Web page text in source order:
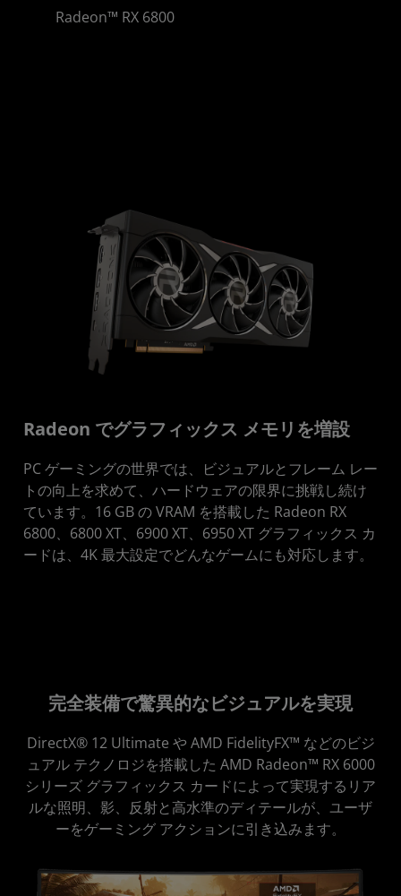
Radeon™ RX 6800
Radeon でグラフィックス メモリを増設
PC ゲーミングの世界では、ビジュアルとフレーム レー
トの向上を求めて、ハードウェアの限界に挑戦し続け
ています。16 GB の VRAM を搭載した Radeon RX
6800、6800 XT、6900 XT、6950 XT グラフィックス カ
ードは、4K 最大設定でどんなゲームにも対応します。
完全装備で驚異的なビジュアルを実現
DirectX® 12 Ultimate や AMD FidelityFX™ などのビジ
ュアル テクノロジを搭載した AMD Radeon™ RX 6000
シリーズ グラフィックス カードによって実現するリア
ルな照明、影、反射と高水準のディテールが、ユーザ
ーをゲーミング アクションに引き込みます。